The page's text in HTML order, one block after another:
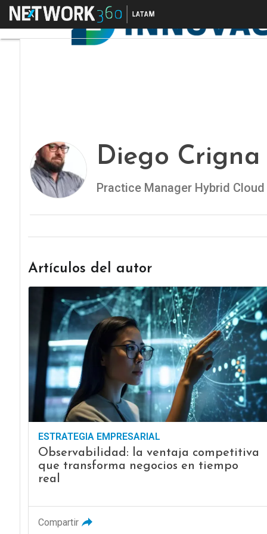
Menú
Diego Crigna
Practice Manager Hybrid
Artículos del autor
ESTRATEGIA EMPRESARIAL
Observabilidad: la ventaja competitiva
que transforma negocios en tiempo
real
Compartir